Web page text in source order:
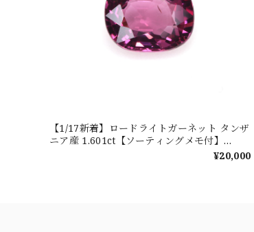
【1/17新着】ロードライトガーネット タンザ
ニア産 1.601ct【ソーティングメモ付】
¥20,000